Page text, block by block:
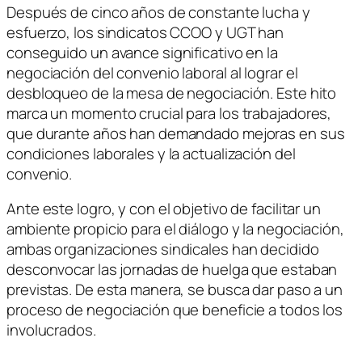
Después de cinco años de constante lucha y
esfuerzo, los sindicatos CCOO y UGT han
conseguido un avance significativo en la
negociación del convenio laboral al lograr el
desbloqueo de la mesa de negociación. Este hito
marca un momento crucial para los trabajadores,
que durante años han demandado mejoras en sus
condiciones laborales y la actualización del
convenio.
Ante este logro, y con el objetivo de facilitar un
ambiente propicio para el diálogo y la negociación,
ambas organizaciones sindicales han decidido
desconvocar las jornadas de huelga que estaban
previstas. De esta manera, se busca dar paso a un
proceso de negociación que beneficie a todos los
involucrados.